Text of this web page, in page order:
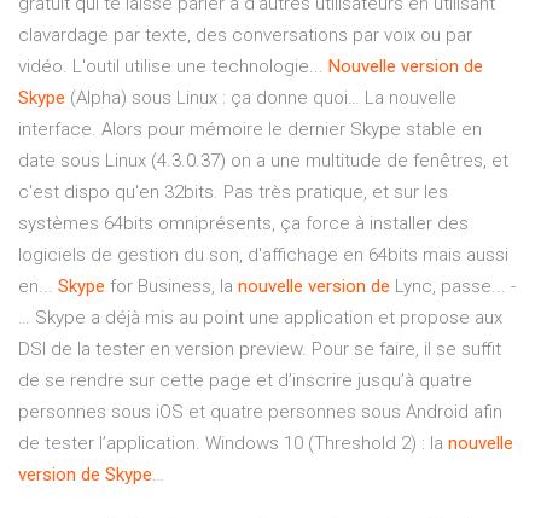
clavardage par texte, des conversations par voix ou par
vidéo. L'outil utilise une technologie... Nouvelle version de
Skype (Alpha) sous Linux : ça donne quoi… La nouvelle
interface. Alors pour mémoire le dernier Skype stable en
date sous Linux (4.3.0.37) on a une multitude de fenêtres, et
c'est dispo qu'en 32bits. Pas très pratique, et sur les
systèmes 64bits omniprésents, ça force à installer des
logiciels de gestion du son, d'affichage en 64bits mais aussi
en... Skype for Business, la nouvelle version de Lync, passe... -
… Skype a déjà mis au point une application et propose aux
DSI de la tester en version preview. Pour se faire, il se suffit
de se rendre sur cette page et d’inscrire jusqu’à quatre
personnes sous iOS et quatre personnes sous Android afin
de tester l’application. Windows 10 (Threshold 2) : la nouvelle
version de Skype…